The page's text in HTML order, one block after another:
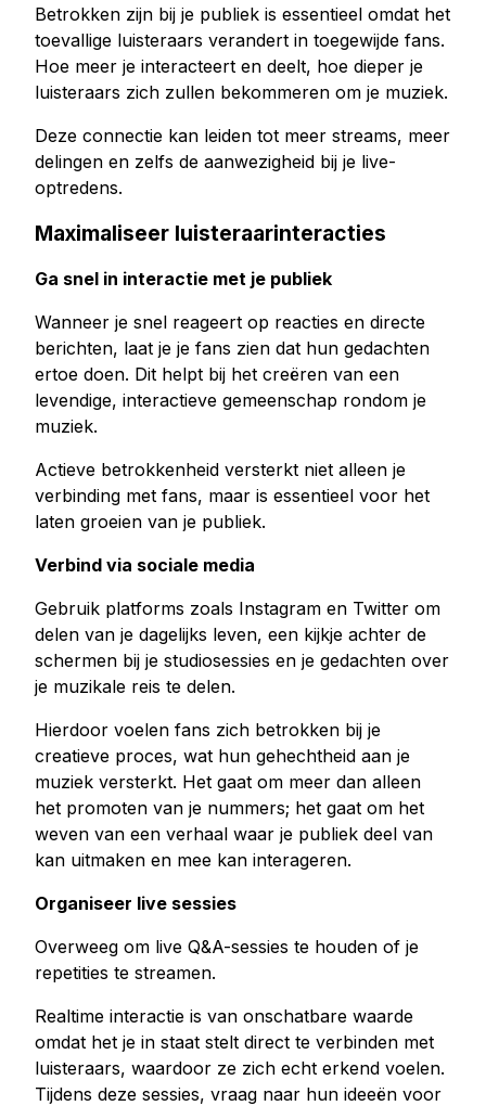
Betrokken zijn bij je publiek is essentieel omdat het
toevallige luisteraars verandert in toegewijde fans.
Hoe meer je interacteert en deelt, hoe dieper je
luisteraars zich zullen bekommeren om je muziek.
Deze connectie kan leiden tot meer streams, meer
delingen en zelfs de aanwezigheid bij je live-
optredens.
Maximaliseer luisteraarinteracties
Ga snel in interactie met je publiek
Wanneer je snel reageert op reacties en directe
berichten, laat je je fans zien dat hun gedachten
ertoe doen. Dit helpt bij het creëren van een
levendige, interactieve gemeenschap rondom je
muziek.
Actieve betrokkenheid versterkt niet alleen je
verbinding met fans, maar is essentieel voor het
laten groeien van je publiek.
Verbind via sociale media
Gebruik platforms zoals Instagram en Twitter om
delen van je dagelijks leven, een kijkje achter de
schermen bij je studiosessies en je gedachten over
je muzikale reis te delen.
Hierdoor voelen fans zich betrokken bij je
creatieve proces, wat hun gehechtheid aan je
muziek versterkt. Het gaat om meer dan alleen
het promoten van je nummers; het gaat om het
weven van een verhaal waar je publiek deel van
kan uitmaken en mee kan interageren.
Organiseer live sessies
Overweeg om live Q&A-sessies te houden of je
repetities te streamen.
Realtime interactie is van onschatbare waarde
omdat het je in staat stelt direct te verbinden met
luisteraars, waardoor ze zich echt erkend voelen.
Tijdens deze sessies, vraag naar hun ideeën voor